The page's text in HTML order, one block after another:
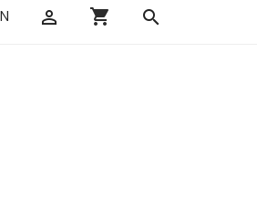
 shopping_cart search